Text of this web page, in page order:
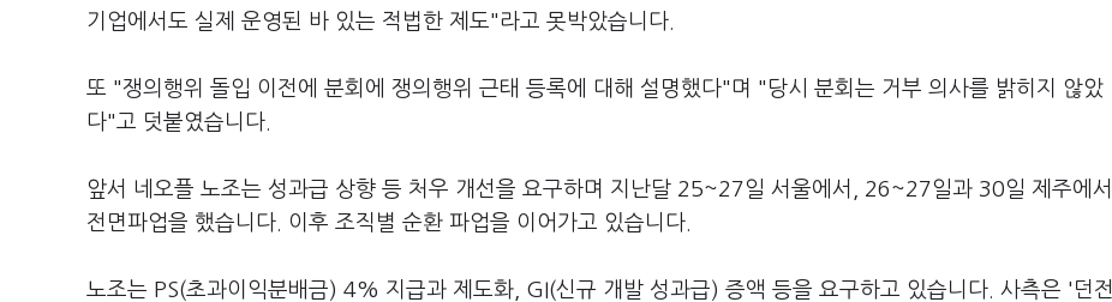
기업에서도 실제 운영된 바 있는 적법한 제도"라고 못박았습니다.
또 "쟁의행위 돌입 이전에 분회에 쟁의행위 근태 등록에 대해 설명했다"며 "당시 분회는 거부 의사를 밝히지 않았
다"고 덧붙였습니다.
앞서 네오플 노조는 성과급 상향 등 처우 개선을 요구하며 지난달 25~27일 서울에서, 26~27일과 30일 제주에서
전면파업을 했습니다. 이후 조직별 순환 파업을 이어가고 있습니다.
노조는 PS(초과이익분배금) 4% 지급과 제도화, GI(신규 개발 성과급) 증액 등을 요구하고 있습니다. 사측은 '던전